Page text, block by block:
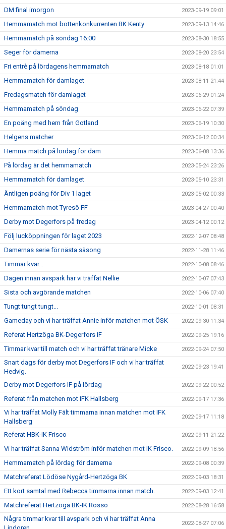
DM final imorgon 2023-09-19 09:01
Hemmamatch mot bottenkonkurrenten BK Kenty 2023-09-13 14:46
Hemmamatch på söndag 16:00 2023-08-30 18:55
Seger för damerna 2023-08-20 23:54
Fri entrè på lördagens hemmamatch 2023-08-18 01:01
Hemmamatch för damlaget 2023-08-11 21:44
Fredagsmatch för damlaget 2023-06-29 01:24
Hemmamatch på söndag 2023-06-22 07:39
En poäng med hem från Gotland 2023-06-19 10:30
Helgens matcher 2023-06-12 00:34
Hemma match på lördag för dam 2023-06-08 13:36
På lördag är det hemmamatch 2023-05-24 23:26
Hemmamatch för damlaget 2023-05-10 23:31
Äntligen poäng för Div 1 laget 2023-05-02 00:33
Hemmamatch mot Tyresö FF 2023-04-27 00:40
Derby mot Degerfors på fredag 2023-04-12 00:12
Följ lucköppningen för laget 2023 2022-12-07 08:48
Damernas serie för nästa säsong 2022-11-28 11:46
Timmar kvar... 2022-10-08 08:46
Dagen innan avspark har vi träffat Nellie 2022-10-07 07:43
Sista och avgörande matchen 2022-10-06 07:40
Tungt tungt tungt... 2022-10-01 08:31
Gameday och vi har träffat Annie inför matchen mot ÖSK 2022-09-30 11:34
Referat Hertzöga BK-Degerfors IF 2022-09-25 19:16
Timmar kvar till match och vi har träffat tränare Micke 2022-09-24 07:50
Snart dags för derby mot Degerfors IF och vi har träffat
Hedvig.
2022-09-23 19:41
Derby mot Degerfors IF på lördag 2022-09-22 00:52
Referat från matchen mot IFK Hallsberg 2022-09-17 17:36
Vi har träffat Molly Fält timmarna innan matchen mot IFK
Hallsberg
2022-09-17 11:18
Referat HBK-IK Frisco 2022-09-11 21:22
Vi har träffat Sanna Widström inför matchen mot IK Frisco. 2022-09-09 18:56
Hemmamatch på lördag för damerna 2022-09-08 00:39
Matchreferat Lödöse Nygård-Hertzöga BK 2022-09-03 18:31
Ett kort samtal med Rebecca timmarna innan match. 2022-09-03 12:41
Matchreferat Hertzöga BK-IK Rössö 2022-08-28 16:58
Några timmar kvar till avspark och vi har träffat Anna
2022-08-27 07:06